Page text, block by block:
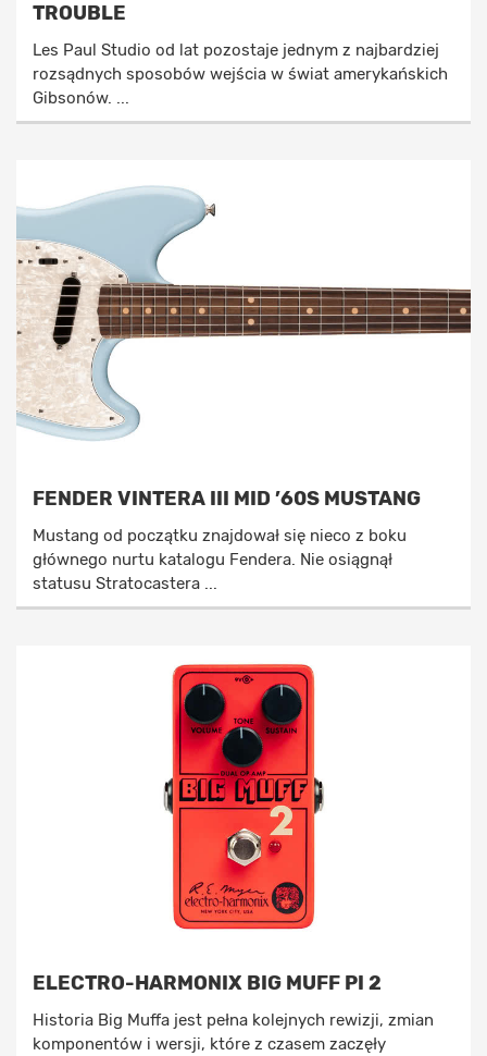
TROUBLE
Les Paul Studio od lat pozostaje jednym z najbardziej
rozsądnych sposobów wejścia w świat amerykańskich
Gibsonów. ...
FENDER VINTERA III MID ’60S MUSTANG
Mustang od początku znajdował się nieco z boku
głównego nurtu katalogu Fendera. Nie osiągnął
statusu Stratocastera ...
ELECTRO-HARMONIX BIG MUFF PI 2
Historia Big Muffa jest pełna kolejnych rewizji, zmian
komponentów i wersji, które z czasem zaczęły